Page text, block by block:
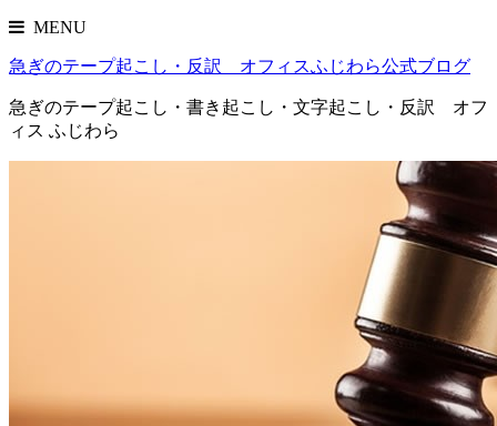
MENU
急ぎのテープ起こし・反訳 オフィスふじわら公式ブログ
急ぎのテープ起こし・書き起こし・文字起こし・反訳 オフ
ィス ふじわら